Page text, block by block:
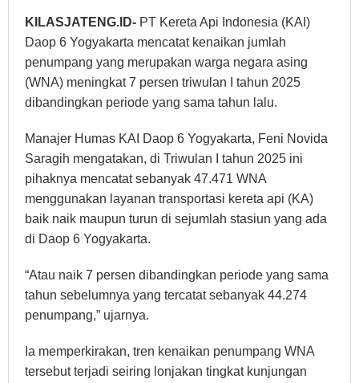
KILASJATENG.ID- PT Kereta Api Indonesia (KAI)
Daop 6 Yogyakarta mencatat kenaikan jumlah
penumpang yang merupakan warga negara asing
(WNA) meningkat 7 persen triwulan I tahun 2025
dibandingkan periode yang sama tahun lalu.
Manajer Humas KAI Daop 6 Yogyakarta, Feni Novida
Saragih mengatakan, di Triwulan I tahun 2025 ini
pihaknya mencatat sebanyak 47.471 WNA
menggunakan layanan transportasi kereta api (KA)
baik naik maupun turun di sejumlah stasiun yang ada
di Daop 6 Yogyakarta.
“Atau naik 7 persen dibandingkan periode yang sama
tahun sebelumnya yang tercatat sebanyak 44.274
penumpang,” ujarnya.
Ia memperkirakan, tren kenaikan penumpang WNA
tersebut terjadi seiring lonjakan tingkat kunjungan